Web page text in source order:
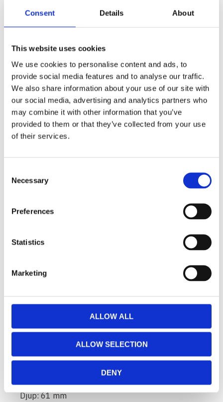
Consent Details About
This website uses cookies
We use cookies to personalise content and ads, to
provide social media features and to analyse our traffic.
We also share information about your use of our site with
our social media, advertising and analytics partners who
may combine it with other information that you’ve
provided to them or that they’ve collected from your use
of their services.
Selection
Necessary
Preferences
Statistics
Marketing
ALLOW ALL
ALLOW SELECTION
DENY
diskret montage på moderna fordon där mycket
CREE dioder som PX rampen har, samt en snyggt
lysande halo-effekt runt reflektorerna.
Egenskaper:
5.5 års funktionsgaranti.
Robust aluminiumhus med kompositgavlar.
Stenskottsäkert polykarbonatlins.
Fuktsäker tryckreglerande membranventil.
elektroniska system.
ETM.
Färgtemperatur 6000 Kelvin.
Reläkablage ingår.
Halo-effekt kopplad med egen kabel.
Spänning: 9-32V
Höjd: 52 mm
Djup: 61 mm